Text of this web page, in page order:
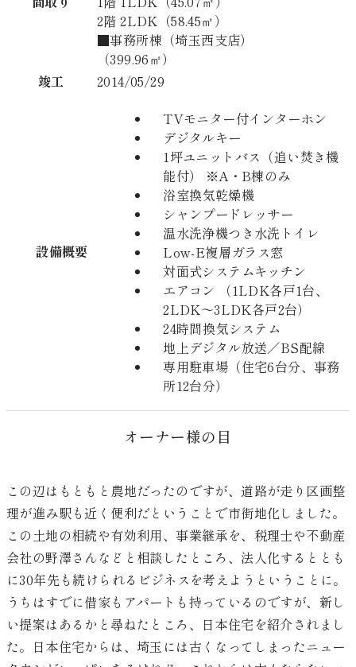
2階 2LDK（58.45㎡）
■事務所棟（埼玉西支店）
（399.96㎡）
竣工
2014/05/29
設備概要
TVモニター付インターホン
デジタルキー
1坪ユニットバス（追い焚き機
能付） ※A・B棟のみ
浴室換気乾燥機
シャンプードレッサー
温水洗浄機つき水洗トイレ
Low-E複層ガラス窓
対面式システムキッチン
エアコン （1LDK各戸1台、
2LDK～3LDK各戸2台）
24時間換気システム
地上デジタル放送／BS配線
専用駐車場（住宅6台分、事務
所12台分）
オーナー様の目
この辺はもともと農地だったのですが、道路が走り区画整
理が進み駅も近く便利だということで市街地化しました。
この土地の相続や有効利用、事業継承を、税理士や不動産
会社の野澤さんなどと相談したところ、法人化するととも
に30年先も続けられるビジネスを考えようということに。
うちはすでに借家もアパートも持っているのですが、新し
い提案はあるかと尋ねたところ、日本住宅を紹介されまし
た。日本住宅からは、埼玉には古くなってしまったニュー